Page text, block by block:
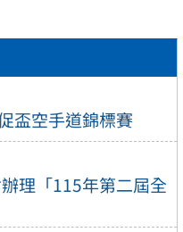
盃空手道錦標賽
理「115年第二屆全